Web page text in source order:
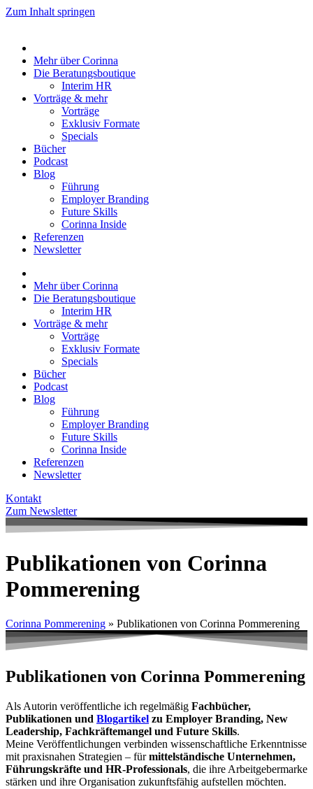
Zum Inhalt springen
Mehr über Corinna
Die Beratungsboutique
Interim HR
Vorträge & mehr
Vorträge
Exklusiv Formate
Specials
Bücher
Podcast
Blog
Führung
Employer Branding
Future Skills
Corinna Inside
Referenzen
Newsletter
Mehr über Corinna
Die Beratungsboutique
Interim HR
Vorträge & mehr
Vorträge
Exklusiv Formate
Specials
Bücher
Podcast
Blog
Führung
Employer Branding
Future Skills
Corinna Inside
Referenzen
Newsletter
Kontakt
Zum Newsletter
Publikationen von Corinna
Pommerening
Corinna Pommerening » Publikationen von Corinna Pommerening
Publikationen von Corinna Pommerening
Als Autorin veröffentliche ich regelmäßig Fachbücher,
Publikationen und Blogartikel zu Employer Branding, New
Leadership, Fachkräftemangel und Future Skills.
Meine Veröffentlichungen verbinden wissenschaftliche Erkenntnisse
mit praxisnahen Strategien – fürmittelständische Unternehmen,
Führungskräfte und HR-Professionals, die ihre Arbeitgebermarke
stärken und ihre Organisation zukunftsfähig aufstellen möchten.